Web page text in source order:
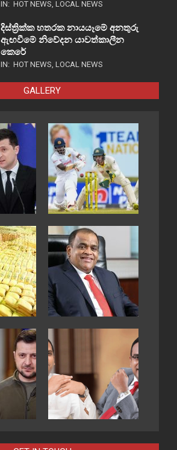
IN: HOT NEWS, LOCAL NEWS
දිස්ත්‍රික්ක හතරක නායයෑමේ අනතුරු
ඇඟවීමේ නිවේදන යාවත්කාලීන
කෙරේ
IN: HOT NEWS, LOCAL NEWS
GALLERY